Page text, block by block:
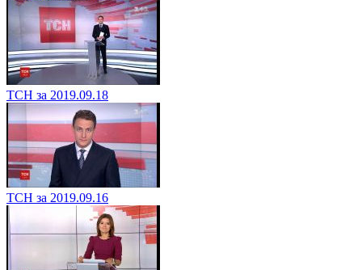
ТСН за 2019.09.18
ТСН за 2019.09.16